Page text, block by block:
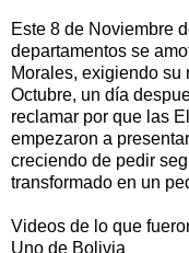
Este 8 de Noviembre
departamentos se
Morales, exigiendo
Octubre, un día
reclamar por que las
empezaron a
creciendo de pedir
transformado en un
Videos de lo que
Uno de Bolivia